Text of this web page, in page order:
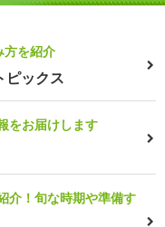
方を紹介
ピックス
をお届けします
介！旬な時期や準備す